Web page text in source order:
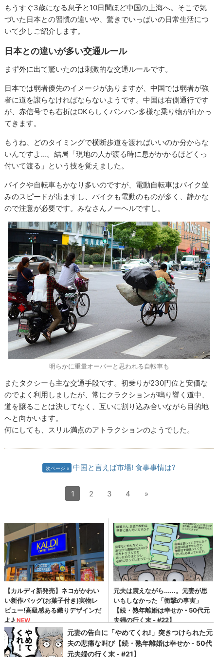
もうすぐ3歳になる息子と10日間ほど中国の上海へ。そこで気
づいた日本との習慣の違いや、驚きでいっぱいの日常生活につ
いて少しご紹介します。
日本との違いが多い交通ルール
まず外に出て驚いたのは刺激的な交通ルールです。
日本では弱者優先のイメージがありますが、中国では弱者が強
者に道を譲らなければならないようです。中国は右側通行です
が、赤信号でも右折はOKらしくバンバン多様な乗り物が向かっ
てきます。
もうね、どのタイミングで横断歩道を渡ればいいのか分からな
いんですよ…。結局「現地の人が渡る時に息がかかるほどくっ
付いて渡る」という技を覚えました。
バイクや自転車もかなり多いのですが、電動自転車はバイク並
みのスピードが出ますし、バイクも電動のものが多く、静かな
ので注意が必要です。みなさんノーヘルですし。
明らかに重量オーバーと思われる自転車も
またタクシーも主な交通手段です。初乗りが230円位と安価な
のでよく利用しましたが、常にクラクションが鳴り響く道中、
道を譲ることは決してなく、互いに割り込み合いながら目的地
へと向かいます。
何にしても、スリル満点のアトラクションのようでした。
次ページ 中国と言えば市場! 食事事情は?
1 2 3 4 »